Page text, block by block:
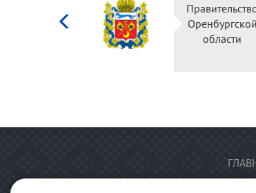
Оренбургской
области